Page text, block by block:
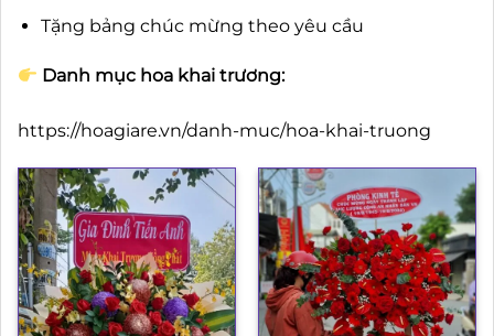
Tặng bảng chúc mừng theo yêu cầu
Danh mục hoa khai trương:
https://hoagiare.vn/danh-muc/hoa-khai-truong